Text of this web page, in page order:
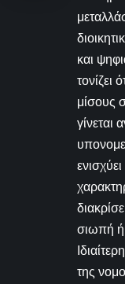
και
τονίζει
μίσους
σιωπή ή
της